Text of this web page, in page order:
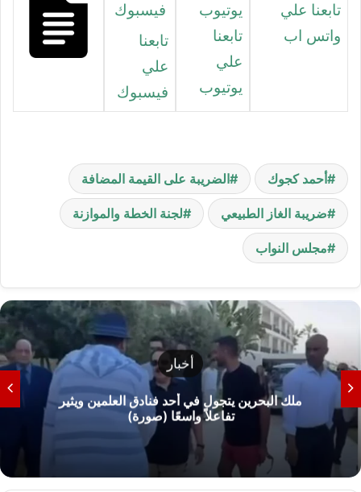
تابعنا علي
واتس اب
تابعنا
علي
يوتيوب
تابعنا
علي
فيسبوك
أحمد كجوك الضريبة على القيمة المضافة
ضريبة الغاز الطبيعي لجنة الخطة والموازنة
مجلس النواب
أخبار
ملك البحرين يتجول في أحد فنادق العلمين ويثير
تفاعلاً واسعًا (صورة)